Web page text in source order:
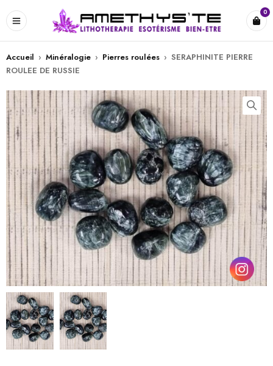
0
Accueil › Minéralogie › Pierres roulées › SERAPHINITE PIERRE
ROULEE DE RUSSIE